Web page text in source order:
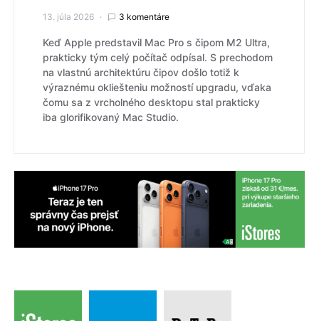
13. júla 2026 3 komentáre
Keď Apple predstavil Mac Pro s čipom M2 Ultra,
prakticky tým celý počítač odpísal. S prechodom
na vlastnú architektúru čipov došlo totiž k
výraznému okliešteniu možností upgradu, vďaka
čomu sa z vrcholného desktopu stal prakticky
iba glorifikovaný Mac Studio.